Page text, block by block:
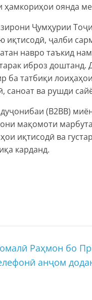
ҳамкориҳои оянда
Ҷумҳурии
ҷалби
навро таъкид
иброз
ба татбиқи
саноат ва рушди
(В2ВB)
мақомоти
иқтисодӣ ва
карданд.
Раҳмон бо
анҷом